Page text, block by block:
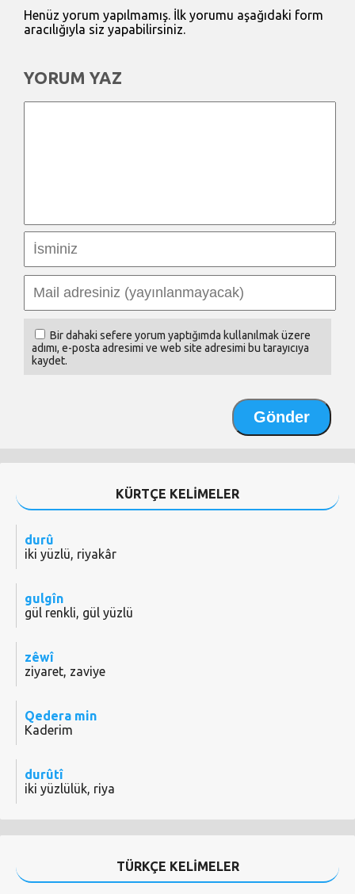
Henüz yorum yapılmamış. İlk yorumu aşağıdaki form
aracılığıyla siz yapabilirsiniz.
YORUM YAZ
Bir dahaki sefere yorum yaptığımda kullanılmak üzere
adımı, e-posta adresimi ve web site adresimi bu tarayıcıya
kaydet.
KÜRTÇE KELİMELER
durû
iki yüzlü, riyakâr
gulgîn
gül renkli, gül yüzlü
zêwî
ziyaret, zaviye
Qedera min
Kaderim
durûtî
iki yüzlülük, riya
TÜRKÇE KELİMELER